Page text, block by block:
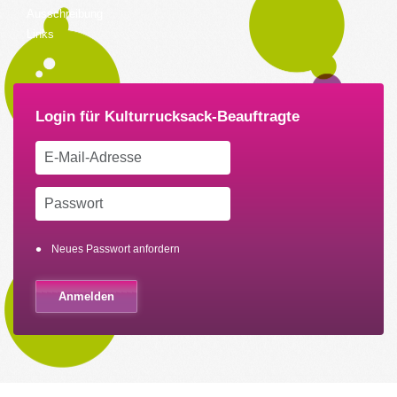
Ausschreibung
Links
Neues Passwort anfordern